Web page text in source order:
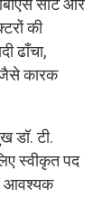
सीटें और
की
ढाँचा,
जैसे कारक
डॉ. टी.
स्वीकृत पद
आवश्यक